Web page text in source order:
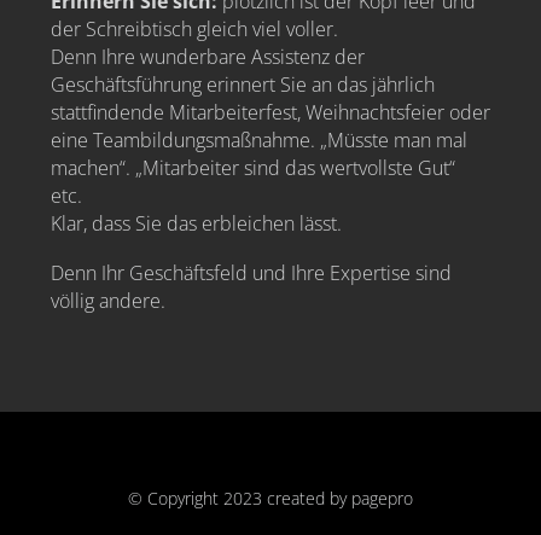
der Schreibtisch gleich viel voller.
Denn Ihre wunderbare Assistenz der
Geschäftsführung erinnert Sie an das jährlich
stattfindende Mitarbeiterfest, Weihnachtsfeier oder
eine Teambildungsmaßnahme. „Müsste man mal
machen“. „Mitarbeiter sind das wertvollste Gut“
etc.
Klar, dass Sie das erbleichen lässt.
Denn Ihr Geschäftsfeld und Ihre Expertise sind
völlig andere.
© Copyright 2023 created by pagepro